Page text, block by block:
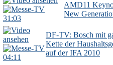
31:03
AMD11
New
04:11
DF-TV: Bosch mit
Kette der
auf der IFA 2010